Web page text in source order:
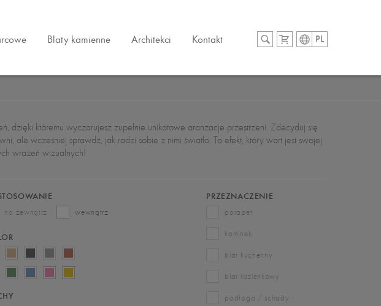
Blaty kamienne Architekci Kontakt PL
dzięki któremu wyczarujesz zupełnie unikatowe aranżacje przestrzeni. Zdecyduj się
ale wcześniej sprawdź, jak radzi sobie z nimi światło. To efekt, który wart jest swojej
wrażeń wizualnych!
na zewnątrz wewnątrz
PRZEZNACZENIE
parapet
kominek
blat kuchenny
blat łazienkowy
podłoga / schody